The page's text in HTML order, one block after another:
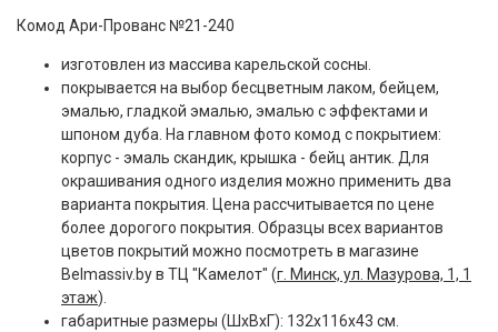
Комод Ари-Прованс №21-240
изготовлен из массива карельской сосны.
покрывается на выбор бесцветным лаком, бейцем,
эмалью, гладкой эмалью, эмалью с эффектами и
шпоном дуба. На главном фото комод с покрытием:
корпус - эмаль скандик, крышка - бейц антик. Для
окрашивания одного изделия можно применить два
варианта покрытия. Цена рассчитывается по цене
более дорогого покрытия. Образцы всех вариантов
цветов покрытий можно посмотреть в магазине
Belmassiv.by в ТЦ "Камелот" (г. Минск, ул. Мазурова, 1, 1
этаж).
габаритные размеры (ШxВxГ): 132x116x43 см.